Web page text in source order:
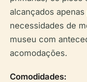
alcançados
necessidades de
museu com
acomodações.
Comodidades: